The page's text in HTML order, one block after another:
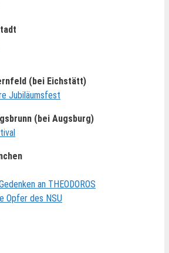
(bei Eichstätt)
Jubiläumsfest
(bei Augsburg)
an THEODOROS
Opfer des NSU